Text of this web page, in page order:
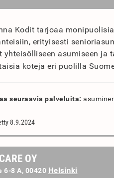
Kodit tarjoaa
erityisesti
yhteisölliseen asumiseen ja
koteja eri puolilla
seuraavia palveluita:
8.9.2024
OY
6-8 A, 00420 Helsinki